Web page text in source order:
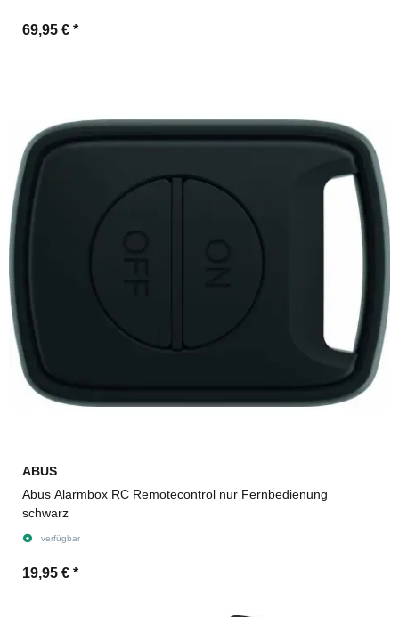
69,95 € *
ABUS
Abus Alarmbox RC Remotecontrol nur Fernbedienung
schwarz
verfügbar
19,95 € *